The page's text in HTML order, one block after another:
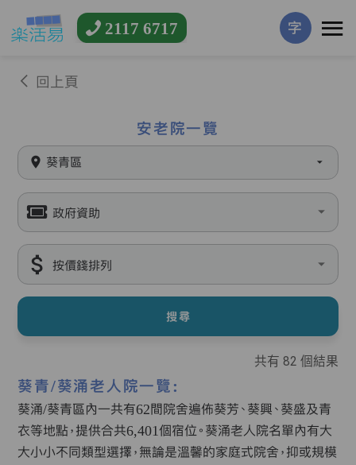
2117 6717 字
回上頁
安老院一覽
葵青區
政府資助
按價錢排列
搜尋
共有 82 個結果
葵青/葵涌老人院一覽:
葵涌/葵青區內一共有62間院舍遍佈葵芳、葵興、葵盛及青
衣等地點，提供合共6,401個宿位。葵涌老人院名單內有大
大小小不同類型選擇，無論是溫馨的家庭式院舍，抑或規模